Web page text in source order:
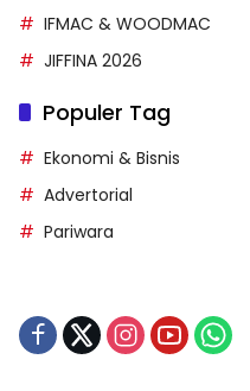
IFMAC & WOODMAC
JIFFINA 2026
Populer Tag
Ekonomi & Bisnis
Advertorial
Pariwara